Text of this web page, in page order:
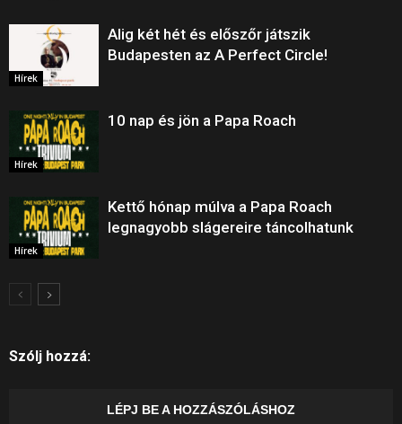
Hírek
Alig két hét és előszőr játszik
Budapesten az A Perfect Circle!
Hírek
10 nap és jön a Papa Roach
Hírek
Kettő hónap múlva a Papa Roach
legnagyobb slágereire táncolhatunk
Szólj hozzá:
LÉPJ BE A HOZZÁSZÓLÁSHOZ